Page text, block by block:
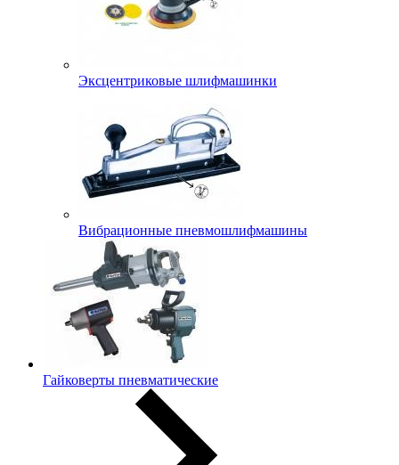
Эксцентриковые шлифмашинки
Вибрационные пневмошлифмашины
Гайковерты пневматические